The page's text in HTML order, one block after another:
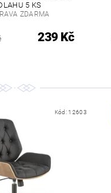
5 KS
ZDARMA
239 Kč
Kód: 12603